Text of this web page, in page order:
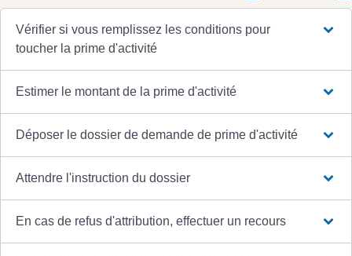
Vérifier si vous remplissez les conditions pour
toucher la prime d'activité
Estimer le montant de la prime d'activité
Déposer le dossier de demande de prime d'activité
Attendre l'instruction du dossier
En cas de refus d'attribution, effectuer un recours